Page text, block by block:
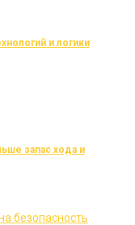
и логики
запас хода и